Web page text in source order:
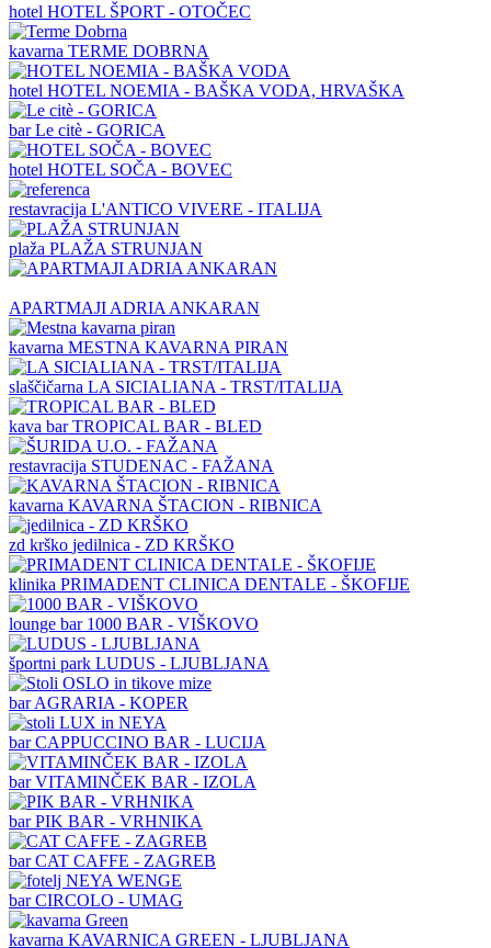
hotel HOTEL ŠPORT - OTOČEC
kavarna TERME DOBRNA
hotel HOTEL NOEMIA - BAŠKA VODA, HRVAŠKA
barLe citè - GORICA
hotel HOTEL SOČA - BOVEC
restavracija L'ANTICO VIVERE - ITALIJA
plaža PLAŽA STRUNJAN
APARTMAJI ADRIA ANKARAN
kavarna MESTNA KAVARNA PIRAN
slaščičarna LA SICIALIANA - TRST/ITALIJA
kava barTROPICAL BAR - BLED
restavracija STUDENAC - FAŽANA
kavarna KAVARNA ŠTACION - RIBNICA
zd krško jedilnica - ZD KRŠKO
klinika PRIMADENT CLINICA DENTALE - ŠKOFIJE
lounge bar 1000 BAR - VIŠKOVO
športni park LUDUS - LJUBLJANA
barAGRARIA - KOPER
barCAPPUCCINO BAR - LUCIJA
barVITAMINČEK BAR - IZOLA
barPIK BAR - VRHNIKA
barCAT CAFFE - ZAGREB
barCIRCOLO - UMAG
kavarna KAVARNICA GREEN - LJUBLJANA